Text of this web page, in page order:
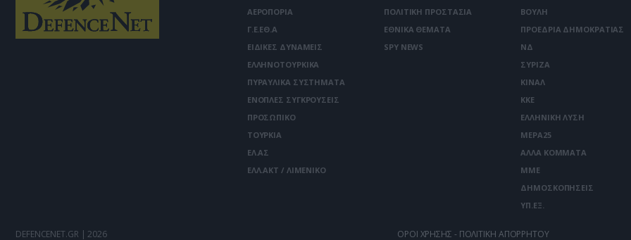
ΑΕΡΟΠΟΡΙΑ
Γ.Ε.ΕΘ.Α
ΕΙΔΙΚΕΣ ΔΥΝΑΜΕΙΣ
ΕΛΛΗΝΟΤΟΥΡΚΙΚΑ
ΠΥΡΑΥΛΙΚΑ ΣΥΣΤΗΜΑΤΑ
ΕΝΟΠΛΕΣ ΣΥΓΚΡΟΥΣΕΙΣ
ΠΡΟΣΩΠΙΚΟ
ΤΟΥΡΚΙΑ
ΕΛ.ΑΣ
ΕΛΛ.ΑΚΤ / ΛΙΜΕΝΙΚΟ
ΠΟΛΙΤΙΚΗ ΠΡΟΣΤΑΣΙΑ
ΕΘΝΙΚΑ ΘΕΜΑΤΑ
SPY NEWS
ΒΟΥΛΗ
ΠΡΟΕΔΡΙΑ ΔΗΜΟΚΡΑΤΙΑΣ
ΝΔ
ΣΥΡΙΖΑ
ΚΙΝΑΛ
ΚΚΕ
ΕΛΛΗΝΙΚΗ ΛΥΣΗ
ΜΕΡΑ25
ΑΛΛΑ ΚΟΜΜΑΤΑ
ΜΜΕ
ΔΗΜΟΣΚΟΠΗΣΕΙΣ
ΥΠ.ΕΞ.
DEFENCENET.GR | 2026 ΟΡΟΙ ΧΡΗΣΗΣ - ΠΟΛΙΤΙΚΗ ΑΠΟΡΡΗΤΟΥ